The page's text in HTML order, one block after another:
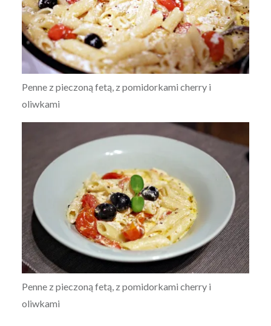
Penne z pieczoną fetą, z pomidorkami cherry i
oliwkami
Penne z pieczoną fetą, z pomidorkami cherry i
oliwkami